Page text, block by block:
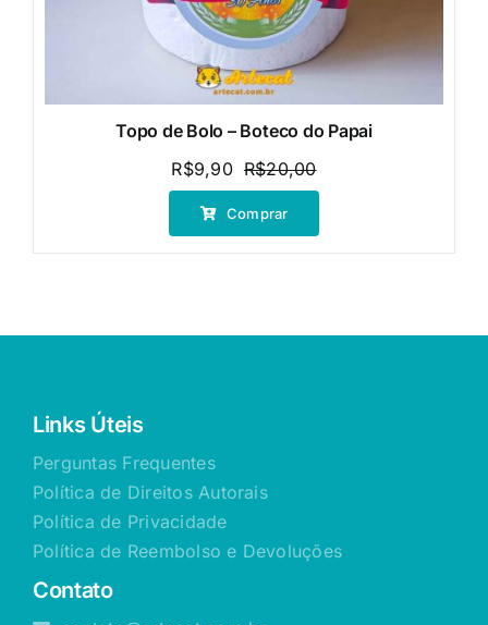
Topo de Bolo – Boteco do Papai
R$20,00O
preço
era:
R$9,90
O
preço
é:
Comprar
Links Úteis
Perguntas Frequentes
Política de Direitos Autorais
Política de Privacidade
Política de Reembolso e Devoluções
Contato